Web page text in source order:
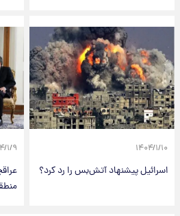
۱۴۰۴/۱/۱۰
اسرائیل پیشنهاد آتش‌بس را رد کرد؟